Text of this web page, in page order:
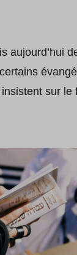
aujourd’hui
sur le